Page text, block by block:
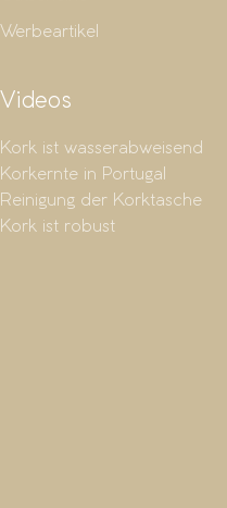
Werbeartikel
Videos
Kork ist wasserabweisend
Korkernte in Portugal
Reinigung der Korktasche
Kork ist robust